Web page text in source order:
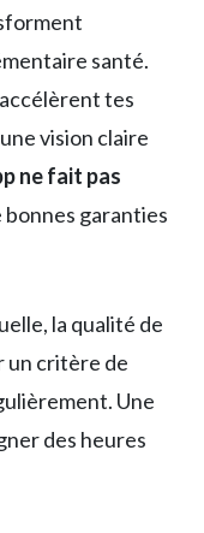
santé.
tes
vision claire
ne fait pas
bonnes garanties
la qualité de
un critère de
Une
des heures